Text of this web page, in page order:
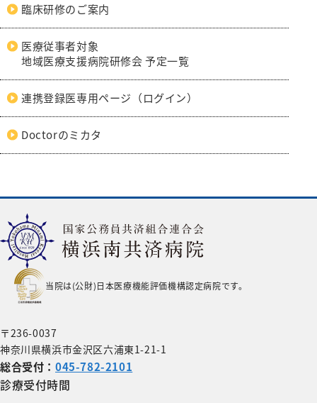
臨床研修のご案内
医療従事者対象
地域医療支援病院研修会 予定一覧
連携登録医専用ページ（ログイン）
Doctorのミカタ
当院は(公財)日本医療機能評価機構認定病院です。
〒236-0037
神奈川県横浜市金沢区六浦東1-21-1
総合受付：045-782-2101
診療受付時間